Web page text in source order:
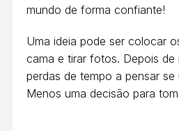
mundo de forma confiante!
Uma ideia pode ser colocar
cama e tirar fotos. Depois de
perdas de tempo a pensar
Menos uma decisão para